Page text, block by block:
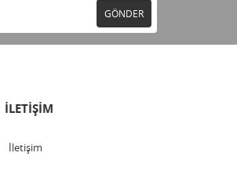
GÖNDER
İLETİŞİM
İletişim